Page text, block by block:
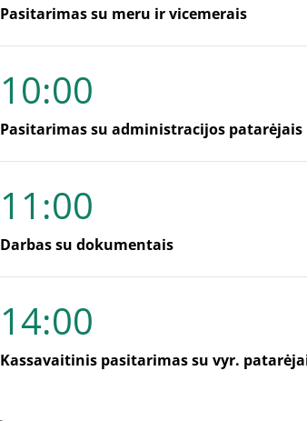
Pasitarimas su meru ir vicemerais
10:00
Pasitarimas su administracijos
11:00
Darbas su dokumentais
14:00
Kassavaitinis pasitarimas su vyr.